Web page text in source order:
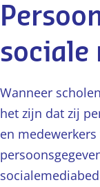
sociale
Wanneer
het zijn dat zij
en